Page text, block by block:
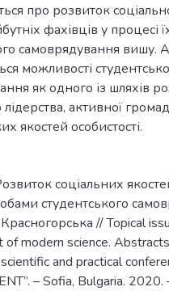
про розвиток
фахівців у процесі
самоврядування вишу.
можливості
як одного із шляхів
активної
якостей особистості.
соціальних
студентського
// Topical
of modern science.
and practical
– Sofia, Bulgaria.